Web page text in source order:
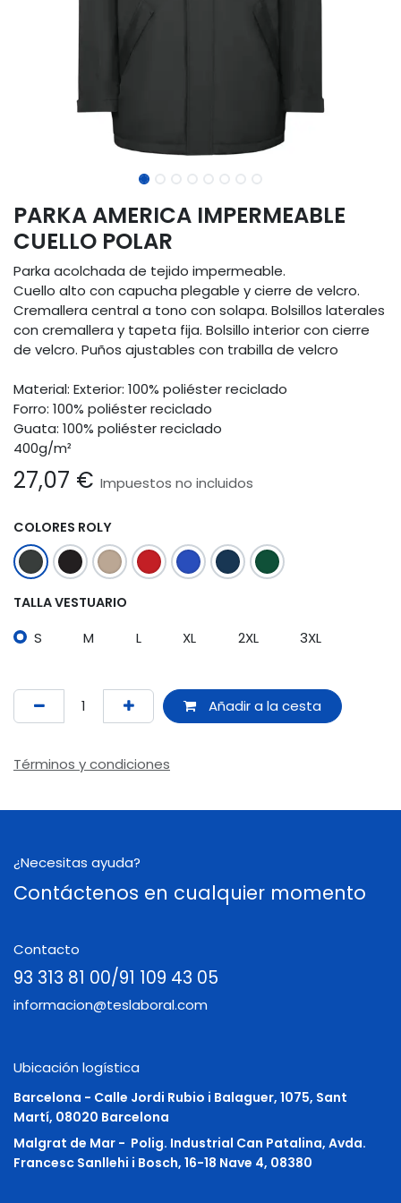
PARKA AMERICA IMPERMEABLE
CUELLO POLAR
Parka acolchada de tejido impermeable.
Cuello alto con capucha plegable y cierre de velcro.
Cremallera central a tono con solapa. Bolsillos laterales
con cremallera y tapeta fija. Bolsillo interior con cierre
de velcro. Puños ajustables con trabilla de velcro
Material: Exterior: 100% poliéster reciclado
Forro: 100% poliéster reciclado
Guata: 100% poliéster reciclado
400g/m²
27,07 € Impuestos no incluidos
COLORES ROLY
TALLA VESTUARIO
S M L XL 2XL 3XL
Añadir a la cesta
Términos y condiciones
¿Necesitas ayuda?
Contáctenos en cualquier momento
Contacto
93 313 81 00/91 109 43 05
informacion@teslaboral.com
Ubicación logística
Barcelona - Calle Jordi Rubio i Balaguer, 1075, Sant
Martí, 08020 Barcelona
Malgrat de Mar - Polig. Industrial Can Patalina, Avda.
Francesc Sanllehi i Bosch, 16-18 Nave 4, 08380